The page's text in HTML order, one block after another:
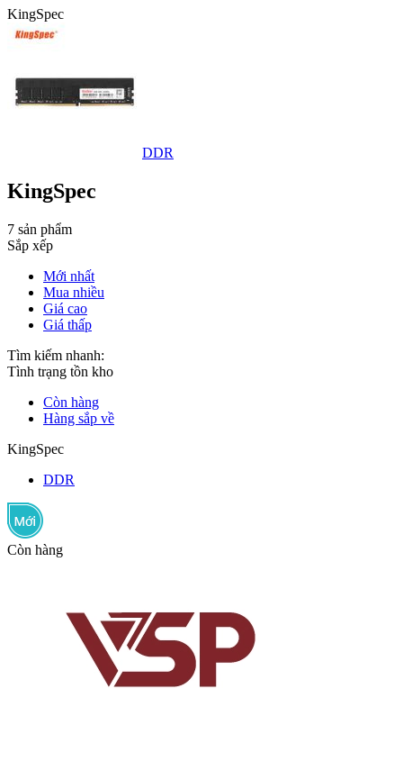
KingSpec
DDR
KingSpec
7 sản phẩm
Sắp xếp
Mới nhất
Mua nhiều
Giá cao
Giá thấp
Tìm kiếm nhanh:
Tình trạng tồn kho
Còn hàng
Hàng sắp về
KingSpec
DDR
Còn hàng